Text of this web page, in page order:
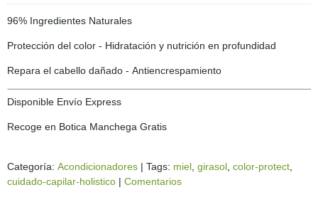
96% Ingredientes Naturales
Protección del color - Hidratación y nutrición en profundidad
Repara el cabello dañado - Antiencrespamiento
Disponible Envío Express
Recoge en Botica Manchega Gratis
Categoría: Acondicionadores | Tags: miel girasol color-protect
cuidado-capilar-holistico | Comentarios